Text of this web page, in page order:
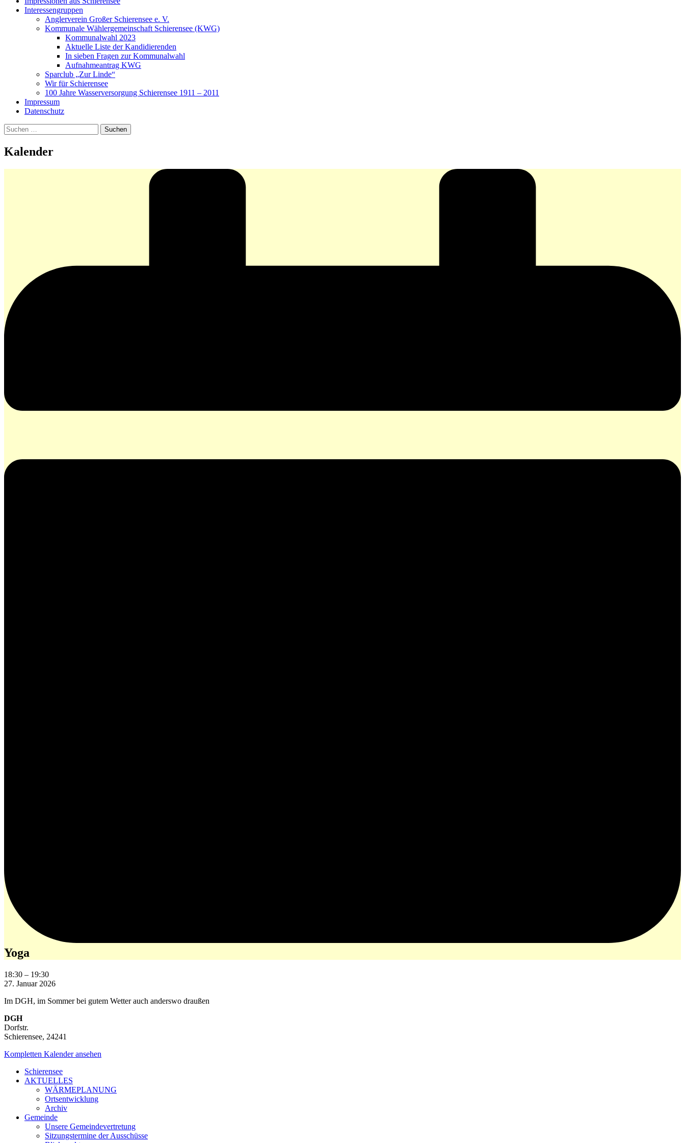
Interessengruppen
Anglerverein Großer Schierensee e. V.
Kommunale Wählergemeinschaft Schierensee (KWG)
Kommunalwahl 2023
Aktuelle Liste der Kandidierenden
In sieben Fragen zur Kommunalwahl
Aufnahmeantrag KWG
Sparclub „Zur Linde“
Wir für Schierensee
100 Jahre Wasserversorgung Schierensee 1911 – 2011
Impressum
Datenschutz
Suchen
nach:
Kalender
Yoga
18:30 – 19:30
27. Januar 2026
Im DGH, im Sommer bei gutem Wetter auch anderswo draußen
DGH
Dorfstr.
Schierensee, 24241
Kompletten Kalender ansehen
Schierensee
AKTUELLES
WÄRMEPLANUNG
Ortsentwicklung
Archiv
Gemeinde
Unsere Gemeindevertretung
Sitzungstermine der Ausschüsse